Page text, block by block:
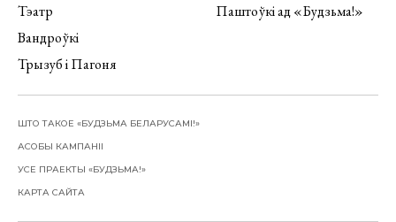
Тэатр
Вандроўкі
Трызуб і Пагоня
Паштоўкі ад «Будзьма!»
ШТО ТАКОЕ «БУДЗЬМА БЕЛАРУСАМІ!»
АСОБЫ КАМПАНІІ
УСЕ ПРАЕКТЫ «БУДЗЬМА!»
КАРТА САЙТА